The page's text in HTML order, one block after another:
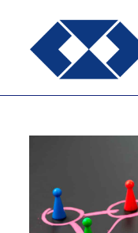
conteúdo